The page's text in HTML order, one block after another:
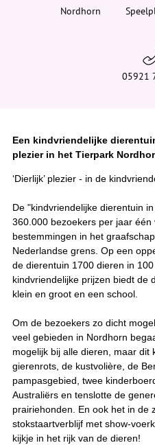
e
Nordhorn
05921
Een kindvriendelijke
plezier in het Tierpark
‘Dierlijk’ plezier - in de
De "kindvriendelijke dierentuin
360.000 bezoekers per jaar één
bestemmingen in het
Nederlandse grens. Op een
de dierentuin 1700 dieren in
kindvriendelijke prijzen biedt de
klein en groot en een school.
Om de bezoekers zo dicht
veel gebieden in Nordhorn
mogelijk bij alle dieren, maar dit
gierenrots, de kustvolière, de
pampasgebied, twee
Australiërs en tenslotte de
prairiehonden. En ook het in de
stokstaartverblijf met show-
kijkje in het rijk van de dieren!